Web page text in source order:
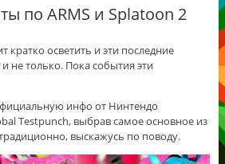
по ARMS и Splatoon 2
кратко осветить и эти последние
не только. Пока события эти
инфо от Нинтендо
Testpunch, выбрав самое основное из
выскажусь по поводу.